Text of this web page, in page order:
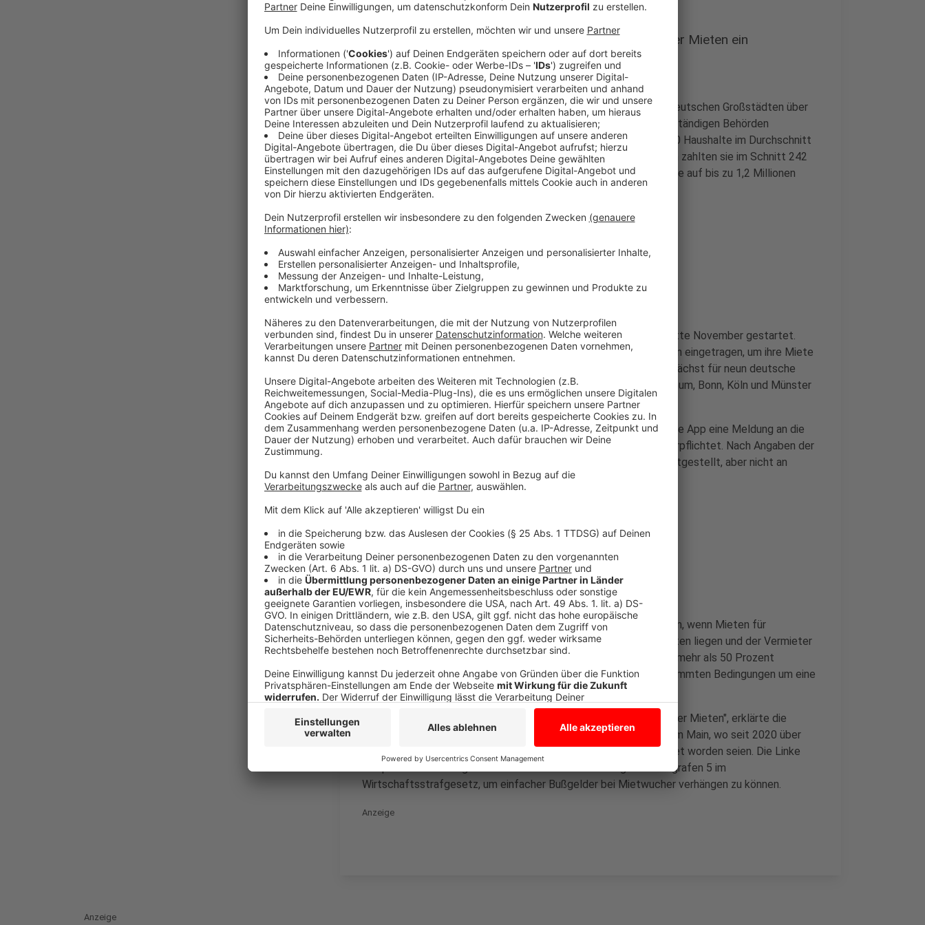
Linken-Website: Tausende schalten Ämter wegen hoher Mieten ein
Anzeige
Wegen vermuteten Mietwuchers haben Tausende Haushalte in deutschen Großstädten über
die Website "Mietwucherapp" der Linken Beschwerde bei den zuständigen Behörden
eingelegt. Nach Angaben der Partei lag die Miete dieser gut 5.000 Haushalte im Durchschnitt
59 Prozent über dem Mietspiegel. Nach Berechnungen der Linken zahlten sie im Schnitt 242
Euro im Monat zu viel. Das summiere sich allein für diese Haushalte auf bis zu 1,2 Millionen
Euro im Monat oder fast 15 Millionen Euro im Jahr.
Anzeige
Angebot auch in NRW-Städten
Anzeige
Die Linke im Bundestag hatte die sogenannte Mietwucherapp Mitte November gestartet.
Bislang haben 135.000 Nutzerinnen und Nutzer freiwillig ihre Daten eingetragen, um ihre Miete
mit dem örtlichen Mietspiegel zu vergleichen. Die App gab es zunächst für neun deutsche
Großstädte. Inzwischen kann man auch in den NRW-Städten Bochum, Bonn, Köln und Münster
schauen, ob man zu viel Miete zahlt.
Wenn sich Nutzerinnen und Nutzer dafür entscheiden, wird über die App eine Meldung an die
zuständigen Ämter weitergeleitet. Diese sind zur Überprüfung verpflichtet. Nach Angaben der
Linken werden über die App in vielen Fällen überhöhte Mieten festgestellt, aber nicht an
Ämter gemeldet. Viele fürchteten Ärger mit dem Vermieter.
Anzeige
Mietwucher kann eine Straftat sein
Anzeige
Laut Wirtschaftsstrafgesetz kann es eine Ordnungswidrigkeit sein, wenn Mieten für
Wohnräume um mehr als 20 Prozent über üblichen Vergleichswerten liegen und der Vermieter
es ausnutzt, dass es kaum Angebote auf dem Markt gibt. Bei um mehr als 50 Prozent
überhöhten Werten kann es sich laut Rechtsprechung unter bestimmten Bedingungen um eine
Straftat handeln.
"Mieterinnen und Mieter zahlen monatlich Millionen Euro überhöhter Mieten", erklärte die
Linken-Wohnungspolitikerin Caren Lay. Ein Beispiel sei Frankfurt am Main, wo seit 2020 über
1.000 Fälle bearbeitet und 330.000 Euro an Mieter zurückerstattet worden seien. Die Linke
kämpfe im Bundestag für eine erleichterte Anwendung des Paragrafen 5 im
Wirtschaftsstrafgesetz, um einfacher Bußgelder bei Mietwucher verhängen zu können.
Anzeige
Anzeige